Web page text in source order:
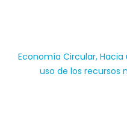
Economía Circular,
uso de los recursos